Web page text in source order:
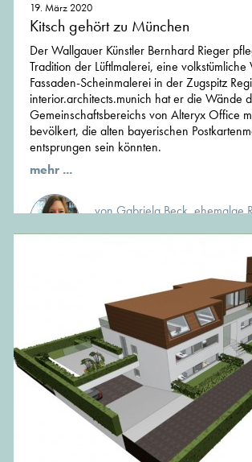
19. März 2020
Kitsch gehört zu München
Der Wallgauer Künstler Bernhard Rieger
Tradition der Lüftlmalerei, eine volkstümliche
Fassaden-Scheinmalerei in der Zugspitz
interior.architects.munich hat er die Wände
Gemeinschaftsbereichs von Alteryx Office
bevölkert, die alten bayerischen
entsprungen sein könnten.
mehr ...
von Gabriela Beck, ehemalge